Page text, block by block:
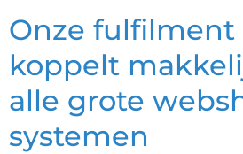
Onze fulfilment
koppelt
alle grote
systemen